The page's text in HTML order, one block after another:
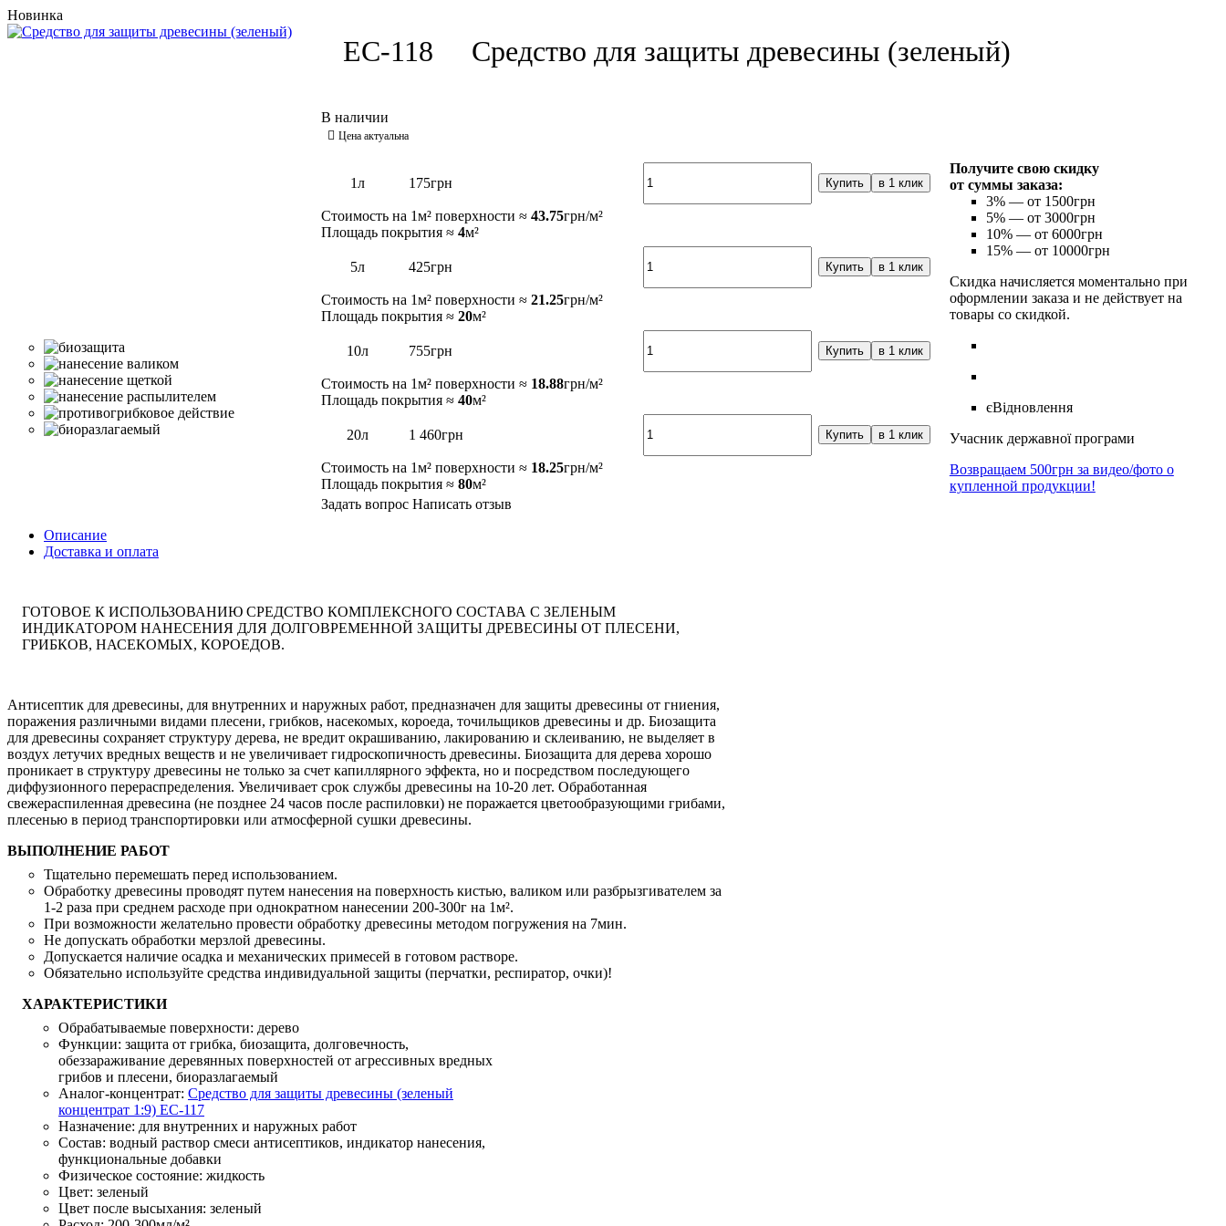
Новинка
ЕС-118 Средство для защиты древесины (зеленый)
1л 175грн Купить в 1 клик
Стоимость на 1м² поверхности ≈ 43.75грн/м²
Площадь покрытия ≈ 4м²
5л 425грн Купить в 1 клик
Стоимость на 1м² поверхности ≈ 21.25грн/м²
Площадь покрытия ≈ 20м²
10л 755грн Купить в 1 клик
Стоимость на 1м² поверхности ≈ 18.88грн/м²
Площадь покрытия ≈ 40м²
20л 1 460грн Купить в 1 клик
Стоимость на 1м² поверхности ≈ 18.25грн/м²
Площадь покрытия ≈ 80м²
Задать вопрос Написать отзыв
Получите свою скидку
от суммы заказа:
3%— от 1500грн
5%— от 3000грн
10%— от 6000грн
15%— от 10000грн
Скидка начисляется моментально при
оформлении заказа и не действует на
товары со скидкой.
єВідновлення
Учасник державної програми
Возвращаем 500грн за видео/фото о
купленной продукции!
Описание
Доставка и оплата
ГОТОВОЕ К ИСПОЛЬЗОВАНИЮ СРЕДСТВО КОМПЛЕКСНОГО СОСТАВА С ЗЕЛЕНЫМ
ИНДИКАТОРОМ НАНЕСЕНИЯ ДЛЯ ДОЛГОВРЕМЕННОЙ ЗАЩИТЫ ДРЕВЕСИНЫ ОТ ПЛЕСЕНИ,
ГРИБКОВ, НАСЕКОМЫХ, КОРОЕДОВ.
Антисептик для древесины, для внутренних и наружных работ, предназначен для защиты древесины от гниения,
поражения различными видами плесени, грибков, насекомых, короеда, точильщиков древесины и др. Биозащита
для древесины сохраняет структуру дерева, не вредит окрашиванию, лакированию и склеиванию, не выделяет в
воздух летучих вредных веществ и не увеличивает гидроскопичность древесины. Биозащита для дерева хорошо
проникает в структуру древесины не только за счет капиллярного эффекта, но и посредством последующего
диффузионного перераспределения. Увеличивает срок службы древесины на 10-20 лет. Обработанная
свежераспиленная древесина (не позднее 24 часов после распиловки) не поражается цветообразующими грибами,
плесенью в период транспортировки или атмосферной сушки древесины.
ВЫПОЛНЕНИЕ РАБОТ
Тщательно перемешать перед использованием.
Обработку древесины проводят путем нанесения на поверхность кистью, валиком или разбрызгивателем за
1-2 раза при среднем расходе при однократном нанесении 200-300г на 1м².
При возможности желательно провести обработку древесины методом погружения на 7мин.
Не допускать обработки мерзлой древесины.
Допускается наличие осадка и механических примесей в готовом растворе.
Обязательно используйте средства индивидуальной защиты (перчатки, респиратор, очки)!
ХАРАКТЕРИСТИКИ
Обрабатываемые поверхности: дерево
Функции: защита от грибка, биозащита, долговечность,
обеззараживание деревянных поверхностей от агрессивных вредных
грибов и плесени, биоразлагаемый
Аналог-концентрат: Средство для защиты древесины (зеленый
концентрат 1:9) ЕС-117
Назначение: для внутренних и наружных работ
Состав: водный раствор смеси антисептиков, индикатор нанесения,
функциональные добавки
Физическое состояние: жидкость
Цвет: зеленый
Цвет после высыхания: зеленый